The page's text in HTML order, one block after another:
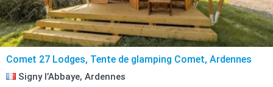
Comet 27 Lodges, Tente de glamping Comet, Ardennes
Signy l’Abbaye, Ardennes